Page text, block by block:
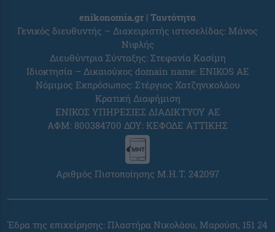
enikonomia.gr | Ταυτότητα
Γενικός διευθυντής – Διαχειριστής ιστοσελίδας: Μάνος
Νιφλής
Διευθύντρια Σύνταξης: Στεφανία Κασίμη
Ιδιοκτησία – Δικαιούχος domain name: ENIKOS AE
Νόμιμος Εκπρόσωπος: Στέργιος Χατζηνικολάου
Κρατική Διαφήμιση
ΕΝΙΚΟΣ ΥΠΗΡΕΣΙΕΣ ΔΙΑΔΙΚΤΥΟΥ ΑΕ
ΑΦΜ: 800384700 ΔΟΥ: ΚΕΦΟΔΕ ΑΤΤΙΚΗΣ
Αριθμός Πιστοποίησης Μ.Η.Τ. 242097
Έδρα της επιχείρησης: Πλαστήρα Νικολάου, Μαρούσι, 151 24